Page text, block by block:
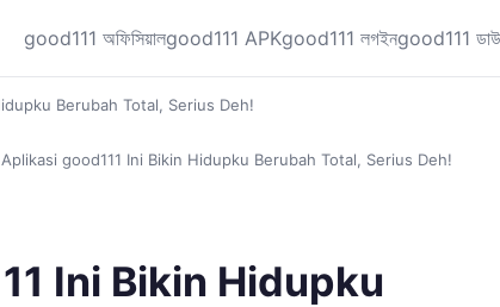
good111 অফিসিয়ালgood111 APKgood111 লগইনgood111
Berubah Total, Serius Deh!
good111 Ini Bikin Hidupku Berubah Total, Serius Deh!
Ini Bikin Hidupku